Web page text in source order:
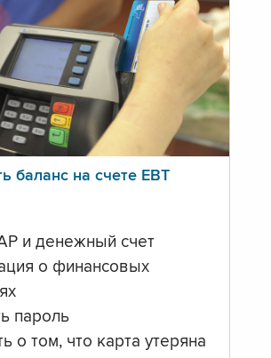
баланс на счете ЕВТ
и денежный счет
о финансовых
пароль
о том, что карта утеряна